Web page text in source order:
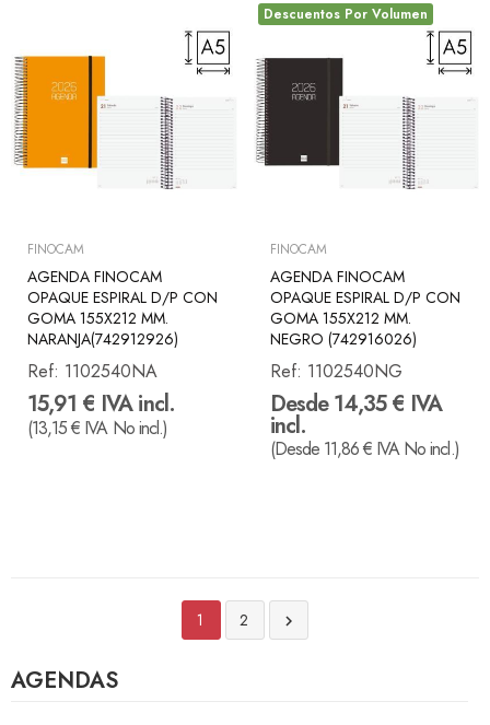
AGENDAS
FINOCAM
AGENDA FINOCAM
OPAQUE ESPIRAL D/P CON
GOMA 155X212 MM.
NARANJA(742912926)
Ref: 1102540NA
15,91 € IVA incl.
(13,15 € IVA No incl.)
Descuentos Por Volumen
FINOCAM
AGENDA FINOCAM
OPAQUE ESPIRAL D/P CON
GOMA 155X212 MM.
NEGRO (742916026)
Ref: 1102540NG
Desde 14,35 € IVA
incl.
(Desde 11,86 € IVA No incl.)
1 2 